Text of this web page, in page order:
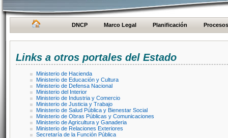
DNCP Marco Legal Planificación Procesos
Links a otros portales del Estado
Ministerio de Hacienda
Ministerio de Educación y Cultura
Ministerio de Defensa Nacional
Ministerio del Interior
Ministerio de Industria y Comercio
Ministerio de Justicia y Trabajo
Ministerio de Salud Pública y Bienestar Social
Ministerio de Obras Públicas y Comunicaciones
Ministerio de Agricultura y Ganaderia
Ministerio de Relaciones Exteriores
Secretaría de la Función Pública